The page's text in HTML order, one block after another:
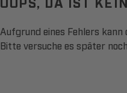
Aufgrund eines Fehlers
Bitte versuche es später